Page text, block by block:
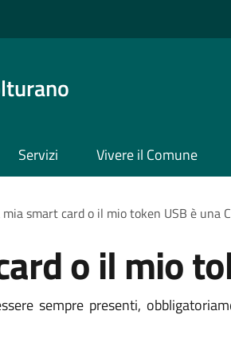
Servizi Vivere il Comune
mia smart card o il mio token USB è una
o il mio
sempre presenti,